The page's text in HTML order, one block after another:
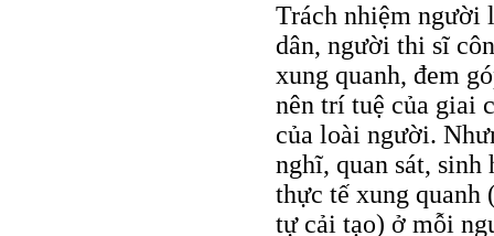
Trách nhiệm người
dân, người thi sĩ
xung quanh, đem
nên trí tuệ của giai
của loài người.
nghĩ, quan sát, sinh
thực tế xung quanh
tự cải tạo) ở mỗi